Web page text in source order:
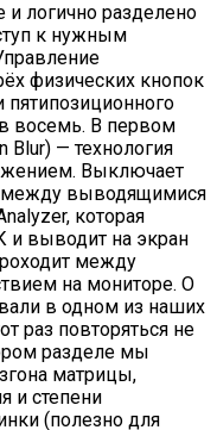
и логично разделено
к нужным
физических кнопок
пятипозиционного
восемь. В первом
Blur) — технология
Выключает
между выводящимися
которая
и выводит на экран
между
на мониторе. О
в одном из наших
раз повторяться не
разделе мы
матрицы,
и степени
(полезно для